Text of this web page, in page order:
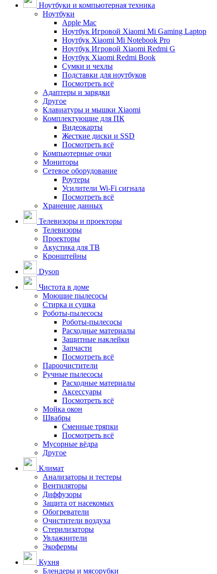
Ноутбуки и компьютерная техника
Ноутбуки
Apple Mac
Ноутбук Игровой Xiaomi Mi Gaming Laptop
Ноутбук Xiaomi Mi Notebook Pro
Ноутбук Игровой Xiaomi Redmi G
Ноутбук Xiaomi Redmi Book
Сумки и чехлы
Подставки для ноутбуков
Посмотреть всё
Адаптеры и зарядки
Другое
Клавиатуры и мышки Xiaomi
Комплектующие для ПК
Видеокарты
Жесткие диски и SSD
Посмотреть всё
Компьютерные очки
Мониторы
Сетевое оборудование
Роутеры
Усилители Wi-Fi сигнала
Посмотреть всё
Хранение данных
Телевизоры и проекторы
Телевизоры
Проекторы
Акустика для ТВ
Кронштейны
Dyson
Чистота в доме
Моющие пылесосы
Стирка и сушка
Роботы-пылесосы
Роботы-пылесосы
Расходные материалы
Защитные наклейки
Запчасти
Посмотреть всё
Пароочистители
Ручные пылесосы
Расходные материалы
Аксессуары
Посмотреть всё
Мойка окон
Швабры
Сменные тряпки
Посмотреть всё
Мусорные вёдра
Другое
Климат
Анализаторы и тестеры
Вентиляторы
Диффузоры
Защита от насекомых
Обогреватели
Очистители воздуха
Стерилизаторы
Увлажнители
Экофермы
Кухня
Блендеры и мясорубки